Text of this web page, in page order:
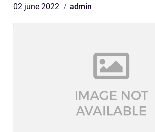
02 june 2022 admin